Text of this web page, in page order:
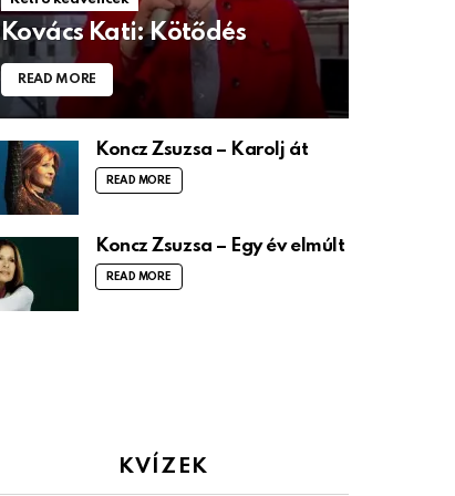
Kovács Kati: Kötődés
READ MORE
Koncz Zsuzsa – Karolj át
READ MORE
Koncz Zsuzsa – Egy év elmúlt
READ MORE
KVÍZEK